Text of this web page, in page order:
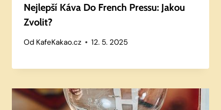
Nejlepší Káva Do French Pressu: Jakou
Zvolit?
Od KafeKakao.cz 12. 5. 2025